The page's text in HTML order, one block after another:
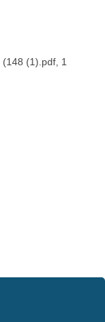
(148 (1).pdf, 1